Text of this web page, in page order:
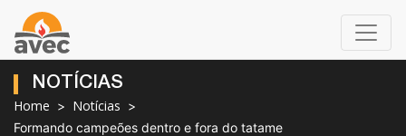
NOTÍCIAS
Home Notícias
Formando campeões dentro e fora do tatame